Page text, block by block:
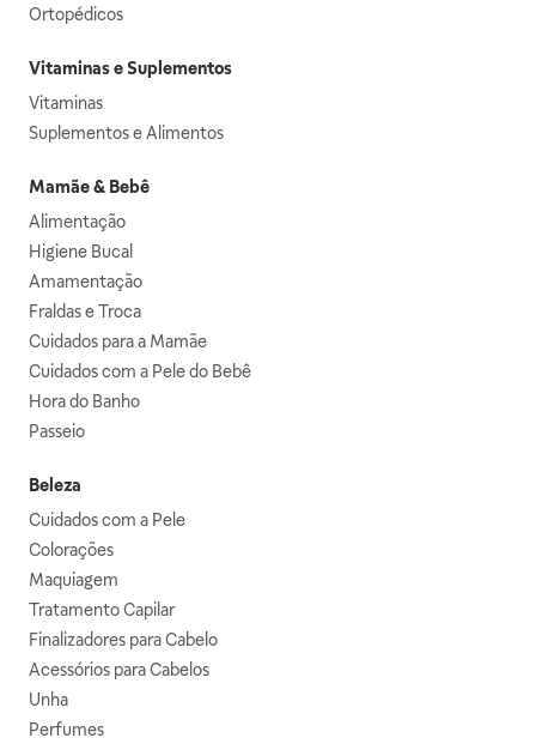
Ortopédicos
Vitaminas e Suplementos
Vitaminas
Suplementos e Alimentos
Mamãe & Bebê
Alimentação
Higiene Bucal
Amamentação
Fraldas e Troca
Cuidados para a Mamãe
Cuidados com a Pele do Bebê
Hora do Banho
Passeio
Beleza
Cuidados com a Pele
Colorações
Maquiagem
Tratamento Capilar
Finalizadores para Cabelo
Acessórios para Cabelos
Unha
Perfumes